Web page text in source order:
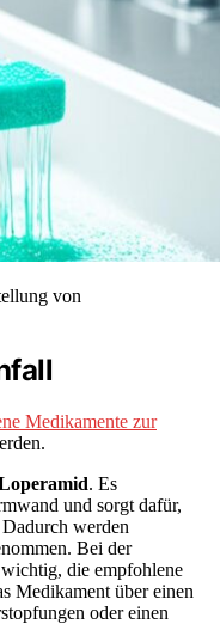
von
Medikamente zur
. Es
und sorgt dafür,
werden
Bei der
die empfohlene
Medikament über einen
oder einen